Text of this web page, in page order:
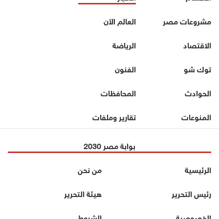
مشروعات مصر
العالم الآن
الاقتصاد
الرياضة
توك شو
الفنون
الحوادث
المحافظات
المنوعات
تقارير وملفات
بوابة مصر 2030
الرئيسية
من نحن
رئيس التحرير
هيئة التحرير